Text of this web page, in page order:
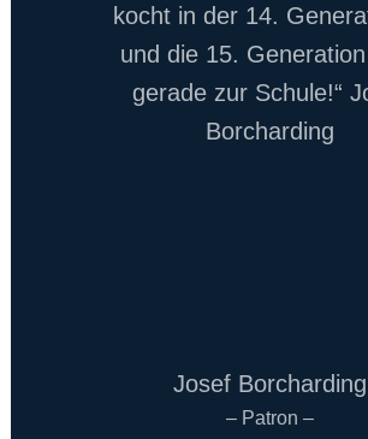
kocht in der 14.
und die 15.
gerade zur Schule!“
Borcharding
Josef Borcharding
– Patron –